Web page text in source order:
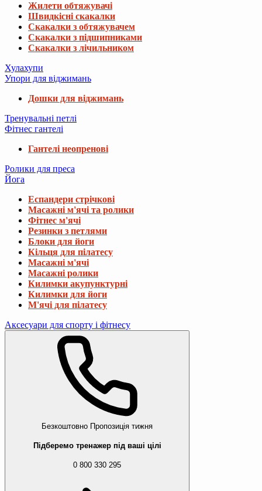
Жилети обтяжувачі
Швидкісні скакалки
Скакалки з обтяжувачем
Скакалки з підшипниками
Скакалки з лічильником
Хулахупи
Упори для віджимань
Дошки для віджимань
Тренувальні петлі
Фітнес гантелі
Гантелі неопренові
Ролики для преса
Йога
Еспандери стрічкові
Масажні м'ячі та ролики
Фітнес м'ячі
Резинки з петлями
Блоки для йоги
Кільця для пілатесу
Масажні м'ячі
Масажні ролики
Килимки акупунктурні
Килимки для йоги
М'ячі для пілатесу
Аксесуари для спорту і фітнесу
Безкоштовно Пропозиція тижня
Підберемо тренажер під ваші цілі
0 800 330 295